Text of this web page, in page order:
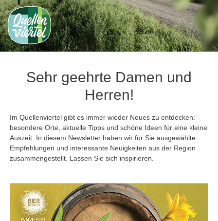
Sehr geehrte Damen und
Herren!
Im Quellenviertel gibt es immer wieder Neues zu entdecken:
besondere Orte, aktuelle Tipps und schöne Ideen für eine kleine
Auszeit. In diesem Newsletter haben wir für Sie ausgewählte
Empfehlungen und interessante Neuigkeiten aus der Region
zusammengestellt. Lassen Sie sich inspirieren.